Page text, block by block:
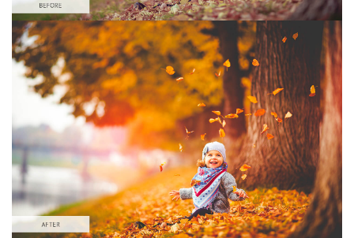
Выберите Вариант
Lightroom Fall Preset #9
Vintage Love
(60 Lr Presets)
Matte Complete
(130 Lr Presets)
Entire Collection